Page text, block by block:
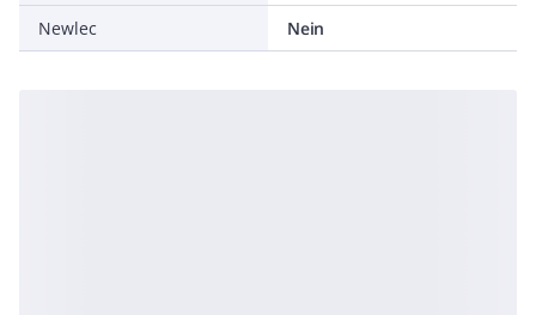
Newlec
Nein